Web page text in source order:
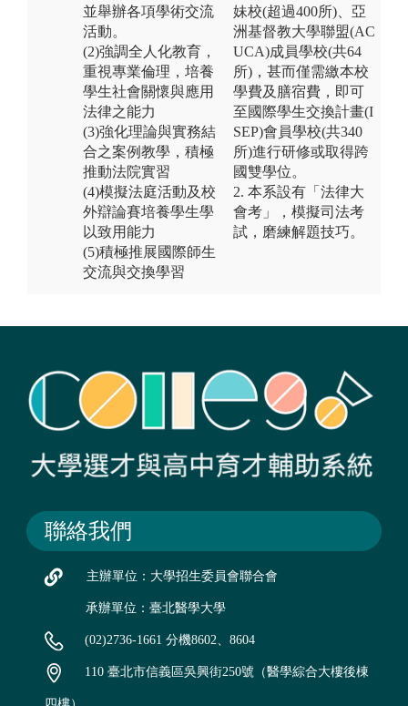
並舉辦各項學術交流
活動。
(2)強調全人化教育，
重視專業倫理，培養
學生社會關懷與應用
法律之能力
(3)強化理論與實務結
合之案例教學，積極
推動法院實習
(4)模擬法庭活動及校
外辯論賽培養學生學
以致用能力
(5)積極推展國際師生
交流與交換學習
妹校(超過400所)、亞
洲基督教大學聯盟(AC
UCA)成員學校(共64
所)，甚而僅需繳本校
學費及膳宿費，即可
至國際學生交換計畫(I
SEP)會員學校(共340
所)進行研修或取得跨
國雙學位。
2. 本系設有「法律大
會考」，模擬司法考
試，磨練解題技巧。
聯絡我們
主辦單位：大學招生委員會聯合會
承辦單位：臺北醫學大學
(02)2736-1661 分機8602、8604
110 臺北市信義區吳興街250號（醫學綜合大樓後棟